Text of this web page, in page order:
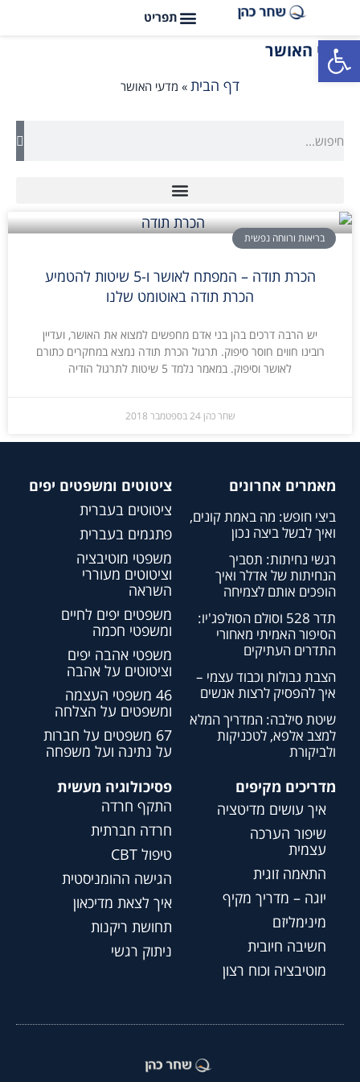
פתח סרגל נגישות
מדעי האושר
דף הבית » מדעי האושר
בריאות ורווחה נפשית
הכרת תודה – המפתח לאושר ו-5 שיטות להטמיע
הכרת תודה באוטומט שלנו
יש הרבה דרכים בהן בני אדם מחפשים למצוא את האושר, ועדיין
רובינו חווים חוסר סיפוק. תרגול הכרת תודה נמצא במחקרים כתורם
לאושר וסיפוק. במאמר נלמד 5 שיטות לתרגול הודיה
שחר כהן24 בספטמבר 2018
מאמרים אחרונים
ביצי חופש: מה באמת קונים,
ואיך לבשל ביצה נכון
רגשי נחיתות: תסביך
הנחיתות של אדלר ואיך
הופכים אותם לצמיחה
תדר 528 וסולם הסולפג'יו:
הסיפור האמיתי מאחורי
התדרים העתיקים
הצבת גבולות וכבוד עצמי –
איך להפסיק לרצות אנשים
שיטת סילבה: המדריך המלא
למצב אלפא, לטכניקות
ולביקורת
ציטוטים ומשפטים יפים
ציטוטים בעברית
פתגמים בעברית
משפטי מוטיבציה
וציטוטים מעוררי
השראה
משפטים יפים לחיים
ומשפטי חכמה
משפטי אהבה יפים
וציטוטים על אהבה
46 משפטי העצמה
ומשפטים על הצלחה
67 משפטים על חברות
על נתינה ועל משפחה
מדריכים מקיפים
איך עושים מדיטציה
שיפור הערכה
עצמית
התאמה זוגית
יוגה – מדריך מקיף
מינימליזם
חשיבה חיובית
מוטיבציה וכוח רצון
פסיכולוגיה מעשית
התקף חרדה
חרדה חברתית
טיפול CBT
הגישה ההומניסטית
איך לצאת מדיכאון
תחושת ריקנות
ניתוק רגשי